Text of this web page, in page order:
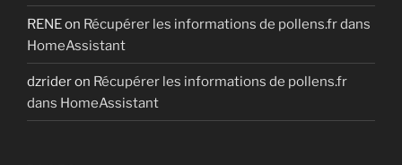
RENEon Récupérer les informations de pollens.fr dans
HomeAssistant
dzrideron Récupérer les informations de pollens.fr
dans HomeAssistant